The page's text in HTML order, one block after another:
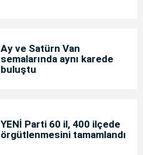
Ay ve Satürn Van
semalarında aynı karede
buluştu
YENİ Parti 60 il, 400 ilçede
örgütlenmesini tamamlandı